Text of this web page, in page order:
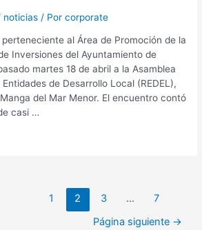
noticias / Porcorporate
al Área de Promoción de la
Inversiones del Ayuntamiento de
martes 18 de abril a la Asamblea
de Desarrollo Local (REDEL),
del Mar Menor. El encuentro contó
casi …
1 2 3 …
7
Página siguiente →